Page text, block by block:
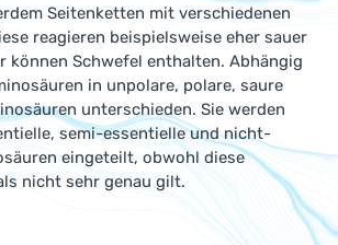
Seitenketten mit verschiedenen
reagieren beispielsweise eher sauer
können Schwefel enthalten. Abhängig
in unpolare, polare, saure
unterschieden. Sie werden
semi-essentielle und nicht-
eingeteilt, obwohl diese
nicht sehr genau gilt.